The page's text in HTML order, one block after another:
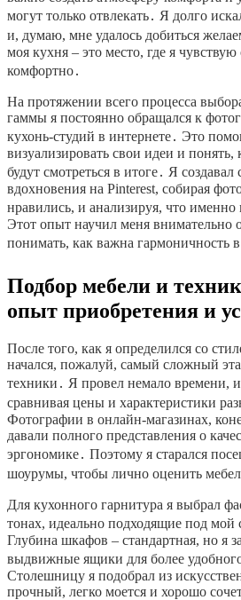
могут только отвлекать․ Я долго
и, думаю, мне удалось добиться
моя кухня – это место, где я
комфортно․
На протяжении всего процесса
гаммы я постоянно обращался к
кухонь-студий в интернете․ Это
визуализировать свои идеи и
будут смотреться в итоге․ Я
вдохновения на Pinterest, собирая
нравились, и анализируя, что именно
Этот опыт научил меня внимательно
понимать, как важна гармоничность в
Подбор мебели и
опыт приобретения и
После того, как я определился со
начался, пожалуй, самый сложный
техники․ Я провел немало времени,
сравнивая цены и характеристики
Фотографии в онлайн-магазинах,
давали полного представления о
эргономике․ Поэтому я старался
шоурумы, чтобы лично оценить
Для кухонного гарнитура я выбрал
тонах, идеально подходящие под мой
Глубина шкафов – стандартная, но я
выдвижные ящики для более
Столешницу я подобрал из
прочный, легко моется и хорошо